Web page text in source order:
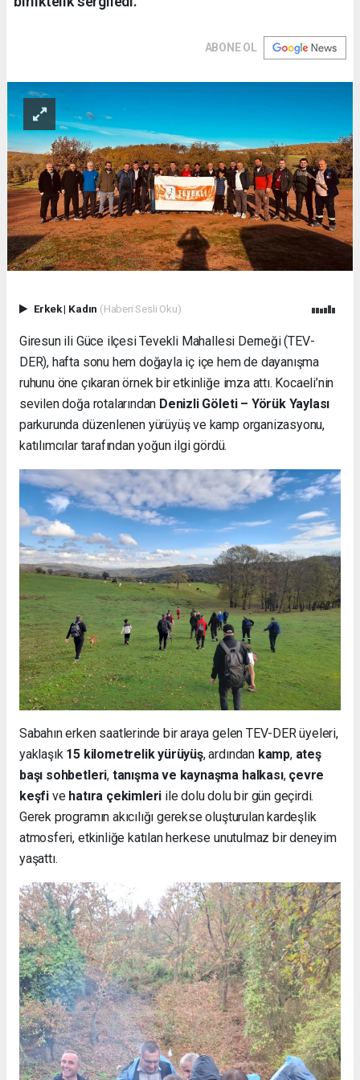
ABONE OL
Erkek| Kadın (Haberi Sesli Oku)
Giresun ili Güce ilçesi Tevekli Mahallesi Derneği (TEV-
DER), hafta sonu hem doğayla iç içe hem de dayanışma
ruhunu öne çıkaran örnek bir etkinliğe imza attı. Kocaeli’nin
sevilen doğa rotalarından Denizli Göleti – Yörük Yaylası
parkurunda düzenlenen yürüyüş ve kamp organizasyonu,
katılımcılar tarafından yoğun ilgi gördü.
Sabahın erken saatlerinde bir araya gelen TEV-DER üyeleri,
yaklaşık 15 kilometrelik yürüyüş, ardından kamp, ateş
başı sohbetleri, tanışma ve kaynaşma halkası, çevre
keşfi ve hatıra çekimleri ile dolu dolu bir gün geçirdi.
Gerek programın akıcılığı gerekse oluşturulan kardeşlik
atmosferi, etkinliğe katılan herkese unutulmaz bir deneyim
yaşattı.